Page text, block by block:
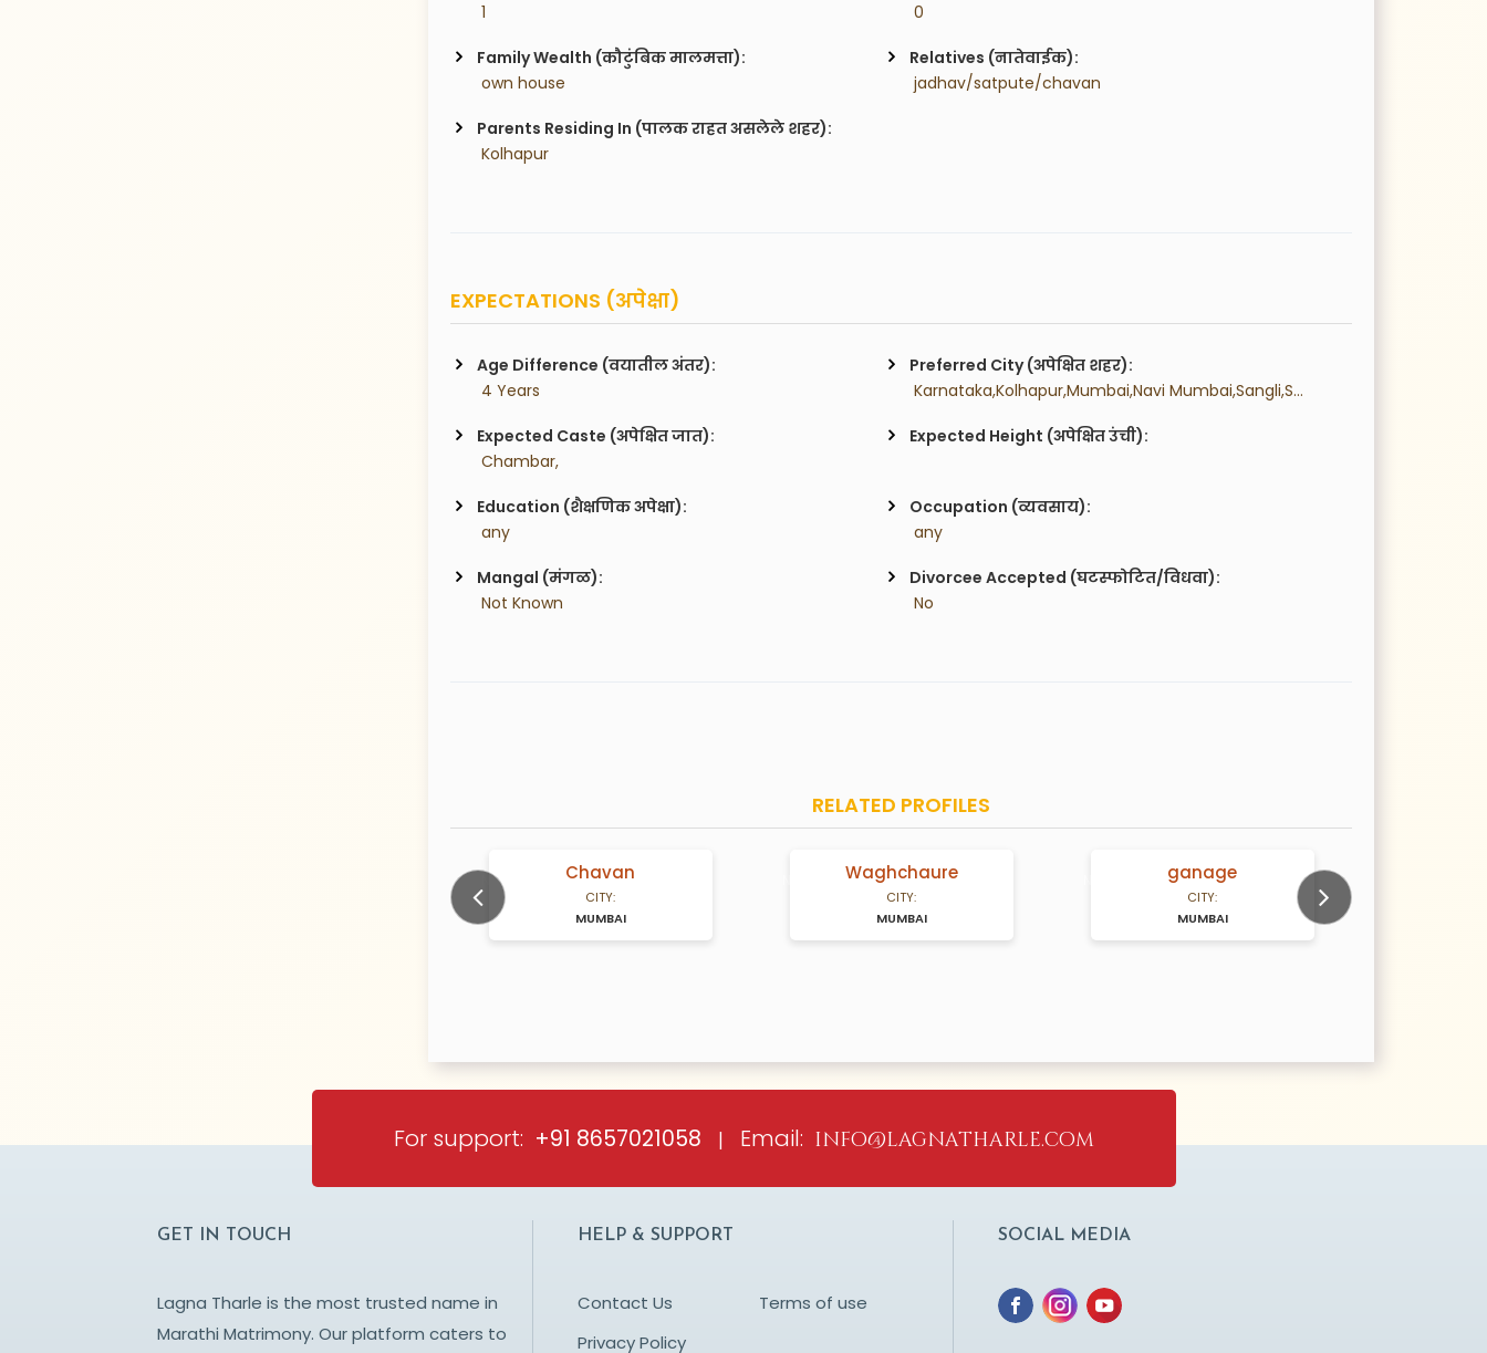
1
0
Family Wealth (कौटुंबिक मालमत्ता):
own house
Relatives (नातेवाईक):
jadhav/satpute/chavan
Parents Residing In (पालक राहत असलेले शहर):
Kolhapur
EXPECTATIONS (अपेक्षा)
Age Difference (वयातील अंतर):
4 Years
Preferred City (अपेक्षित शहर):
Karnataka,Kolhapur,Mumbai,Navi Mumbai,Sangli,Satara,Thane,
Expected Caste (अपेक्षित जात):
Chambar,
Expected Height (अपेक्षित उंची):
Education (शैक्षणिक अपेक्षा):
any
Occupation (व्यवसाय):
any
Mangal (मंगळ):
Not Known
Divorcee Accepted (घटस्फोटित/विधवा):
No
RELATED PROFILES
Previous
N/A Years oldChavan
CITY:
MUMBAI
N/A Years oldWaghchaure
CITY:
MUMBAI
N/A Years oldganage
CITY:
MUMBAI
Next
For support: +91 8657021058 | Email: info@lagnatharle.com
GET IN TOUCH
Lagna Tharle is the most trusted name in
Marathi Matrimony. Our platform caters to
HELP & SUPPORT
Contact Us
Terms of use
Privacy Policy
SOCIAL MEDIA